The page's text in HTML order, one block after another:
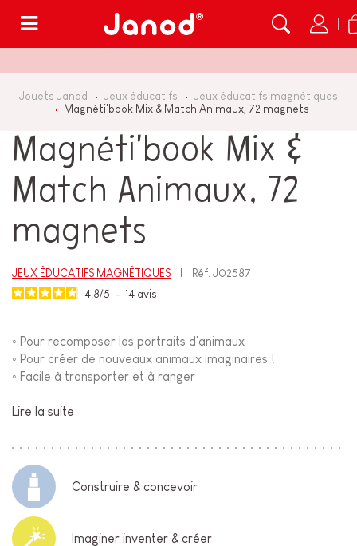
Jouets Janod Jeux éducatifs
Jeux éducatifs magnétiques
Magnéti'book Mix & Match Animaux, 72 magnets
Magnéti'book Mix &
Match Animaux, 72
magnets
JEUX ÉDUCATIFS MAGNÉTIQUES Réf.J02587
4.8/5 - 14 avis
◦ Pour recomposer les portraits d'animaux
◦ Pour créer de nouveaux animaux imaginaires !
◦ Facile à transporter et à ranger
Lire la suite
Construire & concevoir
Imaginer inventer & créer